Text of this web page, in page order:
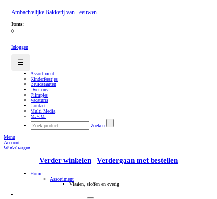
Ambachtelijke Bakkerij van Leeuwen
Items:
0
Inloggen
☰
Assortiment
Kinderfeestjes
Bruidstaarten
Over ons
Filmpjes
Vacatures
Contact
Multi Media
M.V.O.
Zoeken
Menu
Account
Winkelwagen
Verder winkelen Verdergaan met bestellen
Home
Assortiment
Vlaaien, sloffen en overig